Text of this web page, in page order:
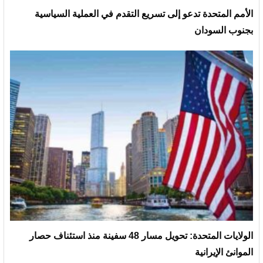
الأمم المتحدة تدعو إلى تسريع التقدم في العملية السياسية
بجنوب السودان
الولايات المتحدة: تحويل مسار 48 سفينة منذ استئناف حصار
الموانئ الإيرانية